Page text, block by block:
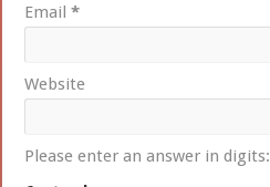
Email*
Website
Please enter an answer in digits: